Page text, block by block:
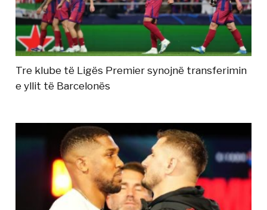
Tre klube të Ligës Premier synojnë transferimin
e yllit të Barcelonës